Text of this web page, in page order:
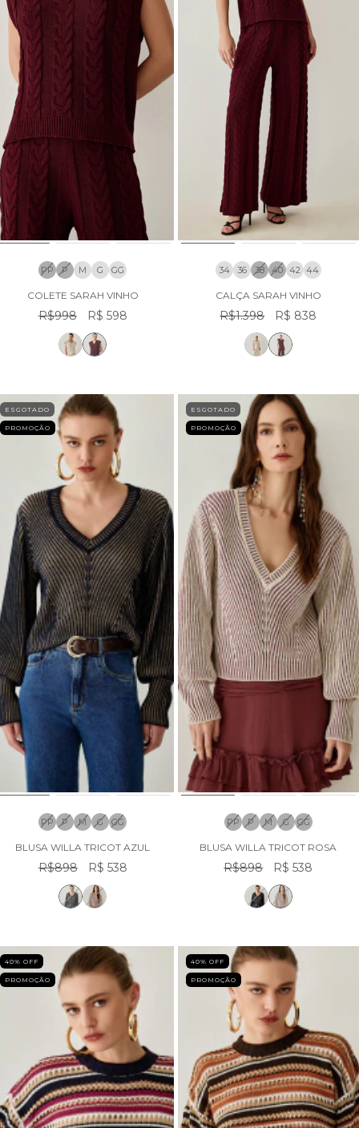
PP P M G GG
COLETE SARAH VINHO
R$998 R$ 598
34 36 38 40 42 44
CALÇA SARAH VINHO
R$1.398 R$ 838
ESGOTADO
PROMOÇÃO
PP P M G GG
BLUSA WILLA TRICOT AZUL
R$898 R$ 538
ESGOTADO
PROMOÇÃO
PP P M G GG
BLUSA WILLA TRICOT ROSA
R$898 R$ 538
40% OFF
PROMOÇÃO
40% OFF
PROMOÇÃO